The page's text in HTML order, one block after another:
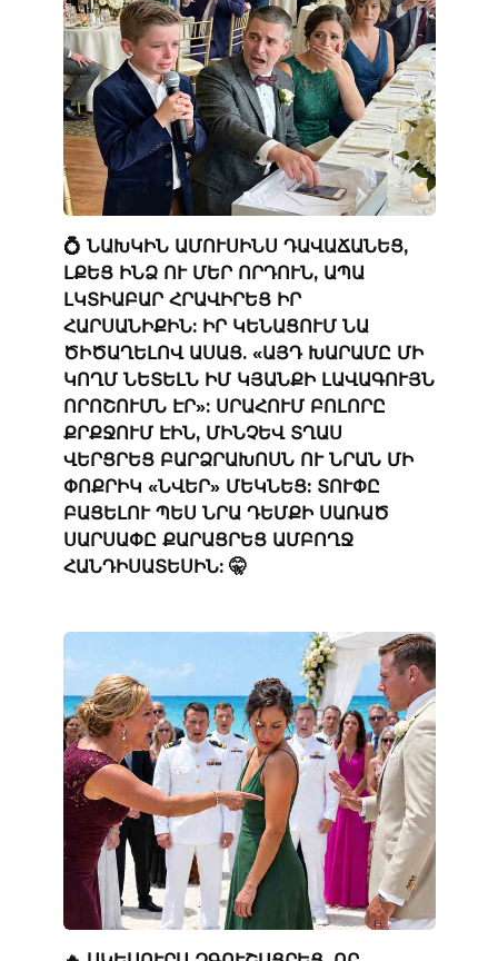
💍 ՆԱԽԿԻՆ ԱՄՈՒՍԻՆՍ ԴԱՎԱՃԱՆԵՑ,
ԼՔԵՑ ԻՆՁ ՈՒ ՄԵՐ ՈՐԴՈՒՆ, ԱՊԱ
ԼԿՏԻԱԲԱՐ ՀՐԱՎԻՐԵՑ ԻՐ
ՀԱՐՍԱՆԻՔԻՆ: ԻՐ ԿԵՆԱՑՈՒՄ ՆԱ
ԾԻԾԱՂԵԼՈՎ ԱՍԱՑ. «ԱՅԴ ԽԱՐԱՄԸ ՄԻ
ԿՈՂՄ ՆԵՏԵԼՆ ԻՄ ԿՅԱՆՔԻ ԼԱՎԱԳՈՒՅՆ
ՈՐՈՇՈՒՄՆ ԷՐ»: ՍՐԱՀՈՒՄ ԲՈԼՈՐԸ
ՔՐՔՋՈՒՄ ԷԻՆ, ՄԻՆՉԵՎ ՏՂԱՍ
ՎԵՐՑՐԵՑ ԲԱՐՁՐԱԽՈՍՆ ՈՒ ՆՐԱՆ ՄԻ
ՓՈՔՐԻԿ «ՆՎԵՐ» ՄԵԿՆԵՑ: ՏՈՒՓԸ
ԲԱՑԵԼՈՒ ՊԵՍ ՆՐԱ ԴԵՄՔԻ ՍԱՌԱԾ
ՍԱՐՍԱՓԸ ՔԱՐԱՑՐԵՑ ԱՄԲՈՂՋ
ՀԱՆԴԻՍԱՏԵՍԻՆ: 🤫